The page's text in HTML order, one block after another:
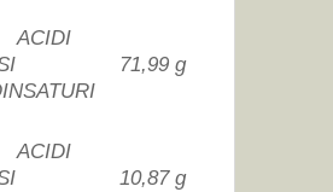
71,99 g
10,87 g